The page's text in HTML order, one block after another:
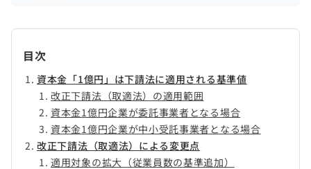
目次
資本金「1億円」は下請法に適用される基準値
改正下請法（取適法）の適用範囲
資本金1億円企業が委託事業者となる場合
資本金1億円企業が中小受託事業者となる場合
改正下請法（取適法）による変更点
適用対象の拡大（従業員数の基準追加）